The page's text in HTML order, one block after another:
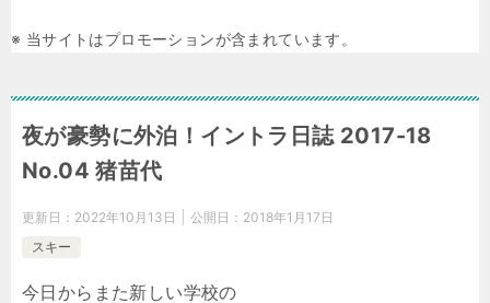
※ 当サイトはプロモーションが含まれています。
夜が豪勢に外泊！イントラ日誌 2017-18
No.04 猪苗代
更新日： 2022年10月13日 公開日： 2018年1月17日
スキー
今日からまた新しい学校の